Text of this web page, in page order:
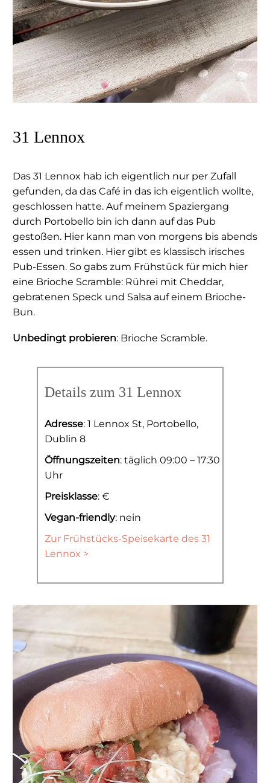
31 Lennox
Das 31 Lennox hab ich eigentlich nur per Zufall
gefunden, da das Café in das ich eigentlich wollte,
geschlossen hatte. Auf meinem Spaziergang
durch Portobello bin ich dann auf das Pub
gestoßen. Hier kann man von morgens bis abends
essen und trinken. Hier gibt es klassisch irisches
Pub-Essen. So gabs zum Frühstück für mich hier
eine Brioche Scramble: Rührei mit Cheddar,
gebratenen Speck und Salsa auf einem Brioche-
Bun.
Unbedingt probieren: Brioche Scramble.
Details zum 31 Lennox
Adresse: 1 Lennox St, Portobello,
Dublin 8
Öffnungszeiten: täglich 09:00 – 17:30
Uhr
Preisklasse: €
Vegan-friendly: nein
Zur Frühstücks-Speisekarte des 31
Lennox >